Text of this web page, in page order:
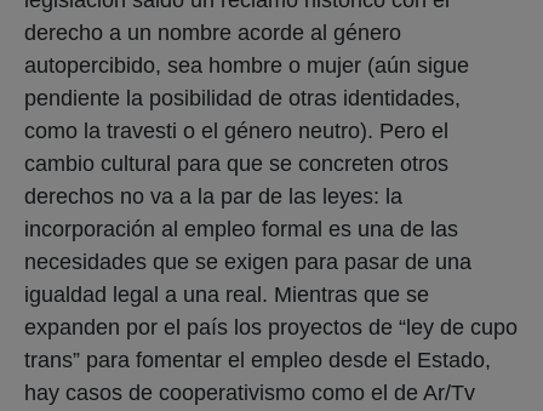
derecho a un nombre acorde al género
autopercibido, sea hombre o mujer (aún sigue
pendiente la posibilidad de otras identidades,
como la travesti o el género neutro). Pero el
cambio cultural para que se concreten otros
derechos no va a la par de las leyes: la
incorporación al empleo formal es una de las
necesidades que se exigen para pasar de una
igualdad legal a una real. Mientras que se
expanden por el país los proyectos de “ley de cupo
trans” para fomentar el empleo desde el Estado,
hay casos de cooperativismo como el de Ar/Tv